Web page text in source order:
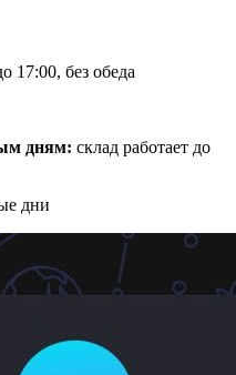
17:00, без обеда
дням: склад работает до
дни